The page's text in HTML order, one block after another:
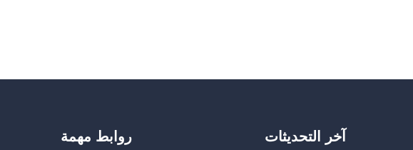
آخر التحديثات روابط مهمة